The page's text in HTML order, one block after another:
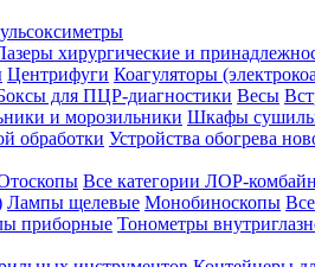
хирургические и
Центрифуги Коагуляторы
для ПЦР-диагностики Весы
и морозильники Шкафы
обработки Устройства обогрева
Все категории ЛОР-
Лампы щелевые Монобиноскопы
приборные Тонометры